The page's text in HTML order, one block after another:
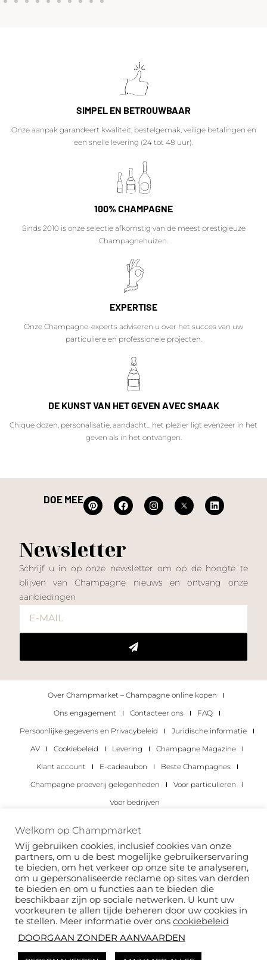
SIMPEL EN BETROUWBAAR
Onze aanpak garandeert kwaliteit, bestelgemak, veilige betalingen en
een snelle levering (24 tot 48 uur).
100% CHAMPAGNE
Sinds 2010 is onze selectie afkomstig van de meest prestigieuze
Champagnehuizen.
EXPERTISE
Onze Champagne-experts adviseren u over het succes van uw
particuliere en professionele projecten.
DE KUNST VAN HET GEVEN AVEC SMAAK
Chique dozen, personalisatie, aandacht... het plezier ligt evenzeer in het
geven als in het ontvangen.
DOE MEE
Newsletter
Schrijf u in op onze newsletter om op de hoogte te
blijven van Champagne nieuws en ontvang onze
aanbiedingen
Over Champmarket – Champagne online kopen
Ons engagement
Contacteer ons
FAQ
Persoonlijke gegevens en Privacybeleid
Juridische informatie
AV
Cookiebeleid Levering
Champagne Magazine
Klant account
E-cadeaubon
Beste Champagnes
Champagne proeverij gelegenheden
Voor particulieren
Voor bedrijven
Copyright 2022 © alle rechten voorbehouden.
Welkom op Champmarket
Wij gebruiken cookies, inclusief cookies van onze
partners, om u de best mogelijke gebruikerservaring
te bieden, om het verkeer op onze site te analyseren,
om u gepersonaliseerde reclame op sites van derden
te bieden en om u functies aan te bieden die
beschikbaar zijn op sociale netwerken. U kunt uw
voorkeuren te allen tijde beheren door uw cookies in
te stellen. Meer informatie over ons cookiebeleid
DOORGAAN ZONDER AANVAARDEN